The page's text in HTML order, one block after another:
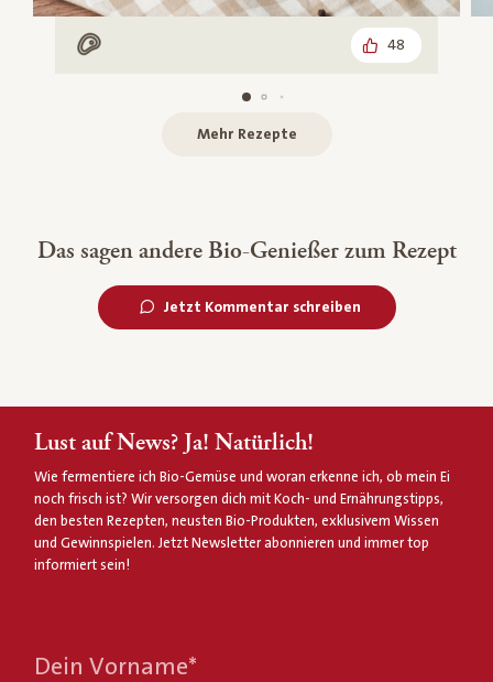
Mit Fleisch 48
Mehr Rezepte
Das sagen andere Bio-Genießer zum Rezept
Jetzt Kommentar schreiben
Lust auf News? Ja! Natürlich!
Wie fermentiere ich Bio-Gemüse und woran erkenne ich, ob mein Ei
noch frisch ist? Wir versorgen dich mit Koch- und Ernährungstipps,
den besten Rezepten, neusten Bio-Produkten, exklusivem Wissen
und Gewinnspielen. Jetzt Newsletter abonnieren und immer top
informiert sein!
Dein Vorname*